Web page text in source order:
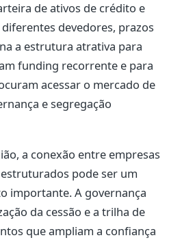
de ativos de crédito e
devedores, prazos
a estrutura atrativa para
funding recorrente e para
acessar o mercado de
e segregação
a conexão entre empresas
pode ser um
importante. A governança
da cessão e a trilha de
que ampliam a confiança